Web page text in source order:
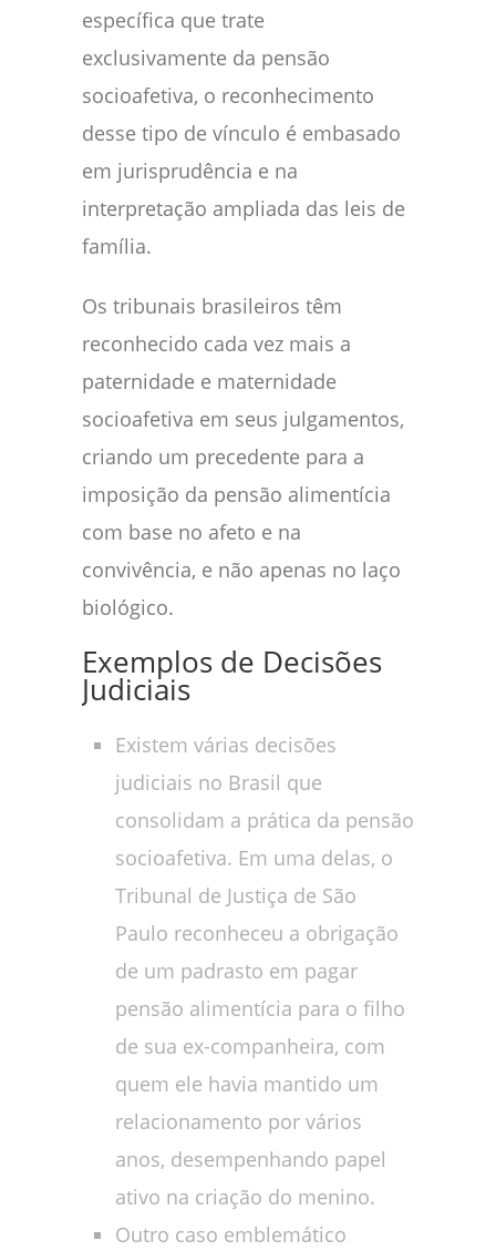
específica que trate
exclusivamente da pensão
socioafetiva, o reconhecimento
desse tipo de vínculo é embasado
em jurisprudência e na
interpretação ampliada das leis de
família.
Os tribunais brasileiros têm
reconhecido cada vez mais a
paternidade e maternidade
socioafetiva em seus julgamentos,
criando um precedente para a
imposição da pensão alimentícia
com base no afeto e na
convivência, e não apenas no laço
biológico.
Exemplos de Decisões
Judiciais
Existem várias decisões
judiciais no Brasil que
consolidam a prática da pensão
socioafetiva. Em uma delas, o
Tribunal de Justiça de São
Paulo reconheceu a obrigação
de um padrasto em pagar
pensão alimentícia para o filho
de sua ex-companheira, com
quem ele havia mantido um
relacionamento por vários
anos, desempenhando papel
ativo na criação do menino.
Outro caso emblemático